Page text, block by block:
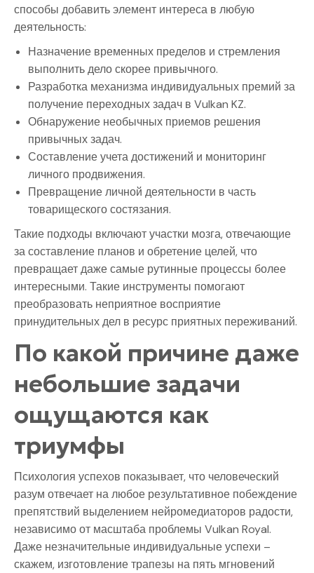
способы добавить элемент интереса в любую
деятельность:
Назначение временных пределов и стремления
выполнить дело скорее привычного.
Разработка механизма индивидуальных премий за
получение переходных задач в Vulkan KZ.
Обнаружение необычных приемов решения
привычных задач.
Составление учета достижений и мониторинг
личного продвижения.
Превращение личной деятельности в часть
товарищеского состязания.
Такие подходы включают участки мозга, отвечающие
за составление планов и обретение целей, что
превращает даже самые рутинные процессы более
интересными. Такие инструменты помогают
преобразовать неприятное восприятие
принудительных дел в ресурс приятных переживаний.
По какой причине даже
небольшие задачи
ощущаются как
триумфы
Психология успехов показывает, что человеческий
разум отвечает на любое результативное побеждение
препятствий выделением нейромедиаторов радости,
независимо от масштаба проблемы Vulkan Royal.
Даже незначительные индивидуальные успехи –
скажем, изготовление трапезы на пять мгновений